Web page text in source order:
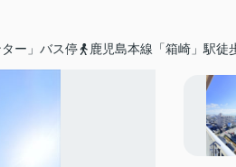
ー」バス停 鹿児島本線「箱崎」駅徒